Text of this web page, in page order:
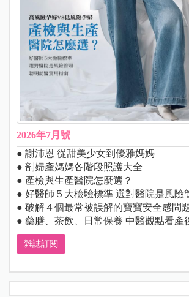
2026年7月號
● 謝沛恩 從甜美少女到優雅媽媽
● 剖婦產媽媽各階段照護大全
● 產檢與生產醫院怎麼選？
● 好醫師５大檢驗標準 選對醫院是風險
● 破解４個最常被誤解的寶寶安全感問
● 藥膳、茶飲、日常保養 中醫觀點看產
雜誌訂閱